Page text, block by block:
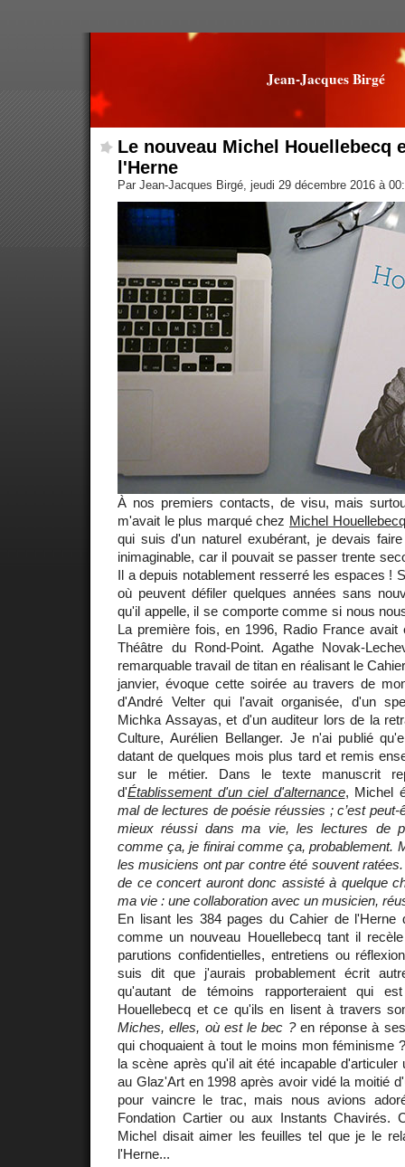
Jean-Jacques Birgé
Le nouveau Michel Houellebecq
l'Herne
Par Jean-Jacques Birgé, jeudi 29 décembre 2016 à
À nos premiers contacts, de visu, mais
m'avait le plus marqué chez Michel Houellebecq
qui suis d'un naturel exubérant, je devais
inimaginable, car il pouvait se passer trente
Il a depuis notablement resserré les espaces !
où peuvent défiler quelques années sans
qu'il appelle, il se comporte comme si nous
La première fois, en 1996, Radio France
Théâtre du Rond-Point. Agathe Novak-
remarquable travail de titan en réalisant le
janvier, évoque cette soirée au travers de
d'André Velter qui l'avait organisée, d'un
Michka Assayas, et d'un auditeur lors de la
Culture, Aurélien Bellanger. Je n'ai publié
datant de quelques mois plus tard et remis
sur le métier. Dans le texte manuscrit
d'Établissement d'un ciel d'alternance, Michel
mal de lectures de poésie réussies ; c’est peut-
mieux réussi dans ma vie, les lectures de
comme ça, je finirai comme ça, probablement.
les musiciens ont par contre été souvent
de ce concert auront donc assisté à quelque
ma vie : une collaboration avec un musicien,
En lisant les 384 pages du Cahier de l'Herne
comme un nouveau Houellebecq tant il
parutions confidentielles, entretiens ou
suis dit que j'aurais probablement écrit
qu'autant de témoins rapporteraient qui
Houellebecq et ce qu'ils en lisent à travers
Miches, elles, où est le bec ?en réponse à
qui choquaient à tout le moins mon féminisme
la scène après qu'il ait été incapable
au Glaz'Art en 1998 après avoir vidé la moitié
pour vaincre le trac, mais nous avions
Fondation Cartier ou aux Instants Chavirés.
Michel disait aimer les feuilles tel que je le
l'Herne...